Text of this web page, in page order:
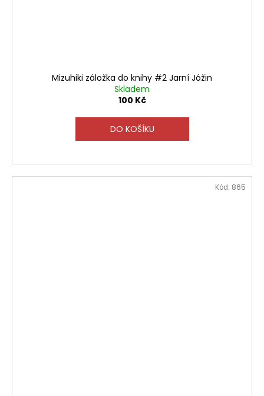
Mizuhiki záložka do knihy #2 Jarní Jóžin
Skladem
100 Kč
DO KOŠÍKU
Kód: 865